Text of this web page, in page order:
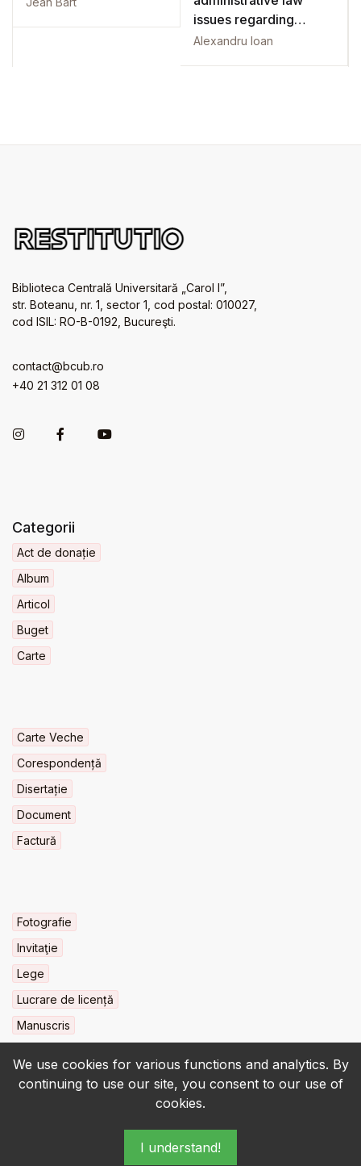
We use cookies for various functions and analytics. By
continuing to use our site, you consent to our use of
cookies.
I understand!
issues regarding
central and local
Alexandru Ioan
Biblioteca Centrală Universitară „Carol I”,
str. Boteanu, nr. 1, sector 1, cod postal: 010027,
cod ISIL: RO-B-0192, Bucureşti.
contact@bcub.ro
+40 21 312 01 08
Categorii
Act de donație
Album
Articol
Buget
Carte
Carte Veche
Corespondență
Disertație
Document
Factură
Fotografie
Invitaţie
Lege
Lucrare de licență
Manuscris